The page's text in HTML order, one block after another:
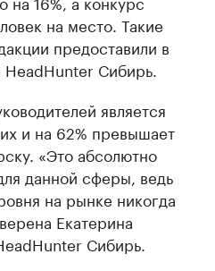
на место. Такие
предоставили в
HeadHunter Сибирь.
является
и на 62% превышает
«Это абсолютно
данной сферы, ведь
на рынке никогда
Екатерина
Сибирь.